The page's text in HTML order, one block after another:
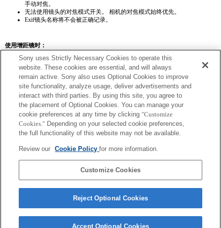
手动对焦。
无法使用镜头的对焦模式开关。 相机的对焦模式始终优先。
Exif镜头名称将不会被正确记录。
使用增距镜时：
SEL14TC SEL20TC
SEL14TC
Exif 鏡頭名的焦距和最大光圈會以放大倍數值列出。然而，如光圈值乘以放
大倍數為 10 或更高時，便無法正確顯示。
Sony uses Strictly Necessary Cookies to operate this
website. These cookies are essential, and will always
remain active. Sony also uses Optional Cookies to improve
site functionality, analyze usage, deliver advertisements and
interact with third parties. By using this site, you agree to
the placement of Optional Cookies. You can manage your
cookie preferences at any time by clicking "Customize
Cookies." Depending on your selected cookie preferences,
the full functionality of this website may not be available.
Review our Cookie Policyfor more information.
Customize Cookies
Reject Optional Cookies
Accept Optional Cookies